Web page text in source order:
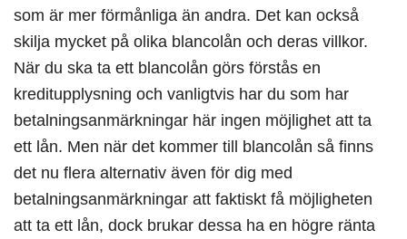
som är mer förmånliga än andra. Det kan också
skilja mycket på olika blancolån och deras villkor.
När du ska ta ett blancolån görs förstås en
kreditupplysning och vanligtvis har du som har
betalningsanmärkningar här ingen möjlighet att ta
ett lån. Men när det kommer till blancolån så finns
det nu flera alternativ även för dig med
betalningsanmärkningar att faktiskt få möjligheten
att ta ett lån, dock brukar dessa ha en högre ränta